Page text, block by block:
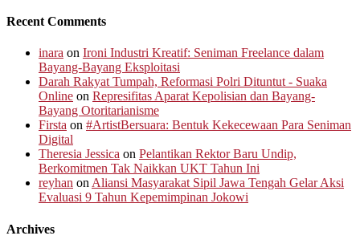
Recent Comments
inara on Ironi Industri Kreatif: Seniman Freelance dalam
Bayang-Bayang Eksploitasi
Darah Rakyat Tumpah, Reformasi Polri Dituntut - Suaka
Online on Represifitas Aparat Kepolisian dan Bayang-
Bayang Otoritarianisme
Firsta on #ArtistBersuara: Bentuk Kekecewaan Para Seniman
Digital
Theresia Jessica on Pelantikan Rektor Baru Undip,
Berkomitmen Tak Naikkan UKT Tahun Ini
reyhan onAliansi Masyarakat Sipil Jawa Tengah Gelar Aksi
Evaluasi 9 Tahun Kepemimpinan Jokowi
Archives